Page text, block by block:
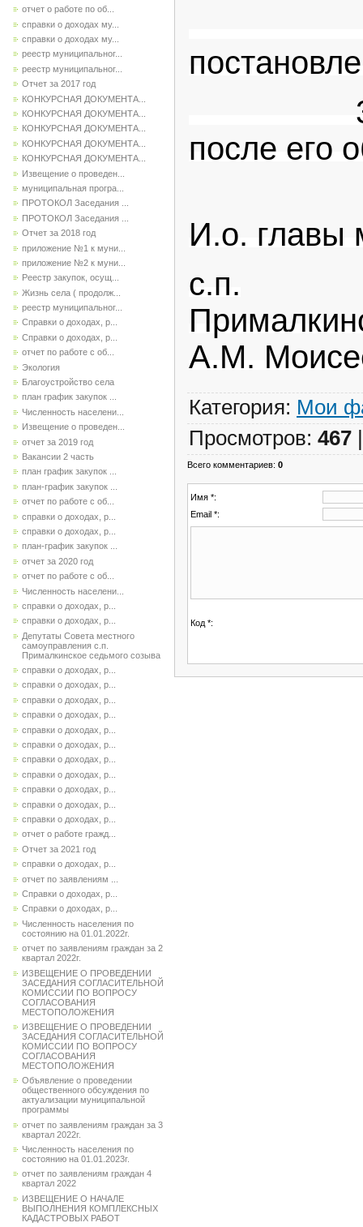
отчет о работе по об...
справки о доходах му...
справки о доходах му...
реестр муниципальног...
реестр муниципальног...
Отчет за 2017 год
КОНКУРСНАЯ ДОКУМЕНТА...
КОНКУРСНАЯ ДОКУМЕНТА...
КОНКУРСНАЯ ДОКУМЕНТА...
КОНКУРСНАЯ ДОКУМЕНТА...
КОНКУРСНАЯ ДОКУМЕНТА...
Извещение о проведен...
муниципальная програ...
ПРОТОКОЛ Заседания ...
ПРОТОКОЛ Заседания ...
Отчет за 2018 год
приложение №1 к муни...
приложение №2 к муни...
Реестр закупок, осущ...
Жизнь села ( продолж...
реестр муниципальног...
Справки о доходах, р...
Справки о доходах, р...
отчет по работе с об...
Экология
Благоустройство села
план график закупок ...
Численность населени...
Извещение о проведен...
отчет за 2019 год
Вакансии 2 часть
план график закупок ...
план-график закупок ...
отчет по работе с об...
справки о доходах, р...
справки о доходах, р...
план-график закупок ...
отчет за 2020 год
отчет по работе с об...
Численность населени...
справки о доходах, р...
справки о доходах, р...
Депутаты Совета местного
самоуправления с.п.
Прималкинское седьмого созыва
справки о доходах, р...
справки о доходах, р...
справки о доходах, р...
справки о доходах, р...
справки о доходах, р...
справки о доходах, р...
справки о доходах, р...
справки о доходах, р...
справки о доходах, р...
справки о доходах, р...
справки о доходах, р...
отчет о работе гражд...
Отчет за 2021 год
справки о доходах, р...
отчет по заявлениям ...
Справки о доходах, р...
Справки о доходах, р...
Численность населения по
состоянию на 01.01.2022г.
отчет по заявлениям граждан за 2
квартал 2022г.
ИЗВЕЩЕНИЕ О ПРОВЕДЕНИИ
ЗАСЕДАНИЯ СОГЛАСИТЕЛЬНОЙ
КОМИССИИ ПО ВОПРОСУ
СОГЛАСОВАНИЯ
МЕСТОПОЛОЖЕНИЯ
ИЗВЕЩЕНИЕ О ПРОВЕДЕНИИ
ЗАСЕДАНИЯ СОГЛАСИТЕЛЬНОЙ
КОМИССИИ ПО ВОПРОСУ
СОГЛАСОВАНИЯ
МЕСТОПОЛОЖЕНИЯ
Объявление о проведении
общественного обсуждения по
актуализации муниципальной
программы
отчет по заявлениям граждан за 3
квартал 2022г.
Численность населения по
состоянию на 01.01.2023г.
отчет по заявлениям граждан 4
квартал 2022
ИЗВЕЩЕНИЕ О НАЧАЛЕ
ВЫПОЛНЕНИЯ КОМПЛЕКСНЫХ
КАДАСТРОВЫХ РАБОТ
3.
после его
И.о. главы
с.п.
А.М.
Категория: Мои
Просмотров: 467
Всего комментариев: 0
Имя *:
Email *:
Код *: